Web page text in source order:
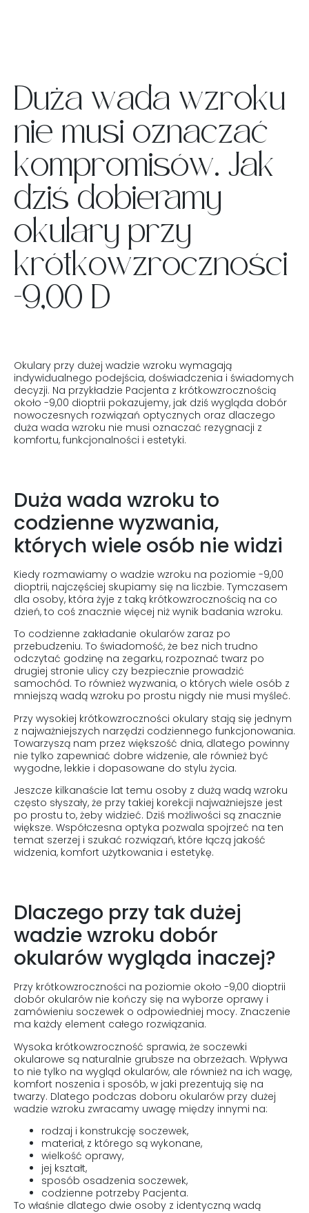
Duża wada wzroku
nie musi oznaczać
kompromisów. Jak
dziś dobieramy
okulary przy
krótkowzroczności
-9,00 D
Okulary przy dużej wadzie wzroku wymagają
indywidualnego podejścia, doświadczenia i świadomych
decyzji. Na przykładzie Pacjenta z krótkowzrocznością
około -9,00 dioptrii pokazujemy, jak dziś wygląda dobór
nowoczesnych rozwiązań optycznych oraz dlaczego
duża wada wzroku nie musi oznaczać rezygnacji z
komfortu, funkcjonalności i estetyki.
Duża wada wzroku to
codzienne wyzwania,
których wiele osób nie widzi
Kiedy rozmawiamy o wadzie wzroku na poziomie -9,00
dioptrii, najczęściej skupiamy się na liczbie. Tymczasem
dla osoby, która żyje z taką krótkowzrocznością na co
dzień, to coś znacznie więcej niż wynik badania wzroku.
To codzienne zakładanie okularów zaraz po
przebudzeniu. To świadomość, że bez nich trudno
odczytać godzinę na zegarku, rozpoznać twarz po
drugiej stronie ulicy czy bezpiecznie prowadzić
samochód. To również wyzwania, o których wiele osób z
mniejszą wadą wzroku po prostu nigdy nie musi myśleć.
Przy wysokiej krótkowzroczności okulary stają się jednym
z najważniejszych narzędzi codziennego funkcjonowania.
Towarzyszą nam przez większość dnia, dlatego powinny
nie tylko zapewniać dobre widzenie, ale również być
wygodne, lekkie i dopasowane do stylu życia.
Jeszcze kilkanaście lat temu osoby z dużą wadą wzroku
często słyszały, że przy takiej korekcji najważniejsze jest
po prostu to, żeby widzieć. Dziś możliwości są znacznie
większe. Współczesna optyka pozwala spojrzeć na ten
temat szerzej i szukać rozwiązań, które łączą jakość
widzenia, komfort użytkowania i estetykę.
Dlaczego przy tak dużej
wadzie wzroku dobór
okularów wygląda inaczej?
Przy krótkowzroczności na poziomie około -9,00 dioptrii
dobór okularów nie kończy się na wyborze oprawy i
zamówieniu soczewek o odpowiedniej mocy. Znaczenie
ma każdy element całego rozwiązania.
Wysoka krótkowzroczność sprawia, że soczewki
okularowe są naturalnie grubsze na obrzeżach. Wpływa
to nie tylko na wygląd okularów, ale również na ich wagę,
komfort noszenia i sposób, w jaki prezentują się na
twarzy. Dlatego podczas doboru okularów przy dużej
wadzie wzroku zwracamy uwagę między innymi na:
rodzaj i konstrukcję soczewek,
materiał, z którego są wykonane,
wielkość oprawy,
jej kształt,
sposób osadzenia soczewek,
codzienne potrzeby Pacjenta.
To właśnie dlatego dwie osoby z identyczną wadą